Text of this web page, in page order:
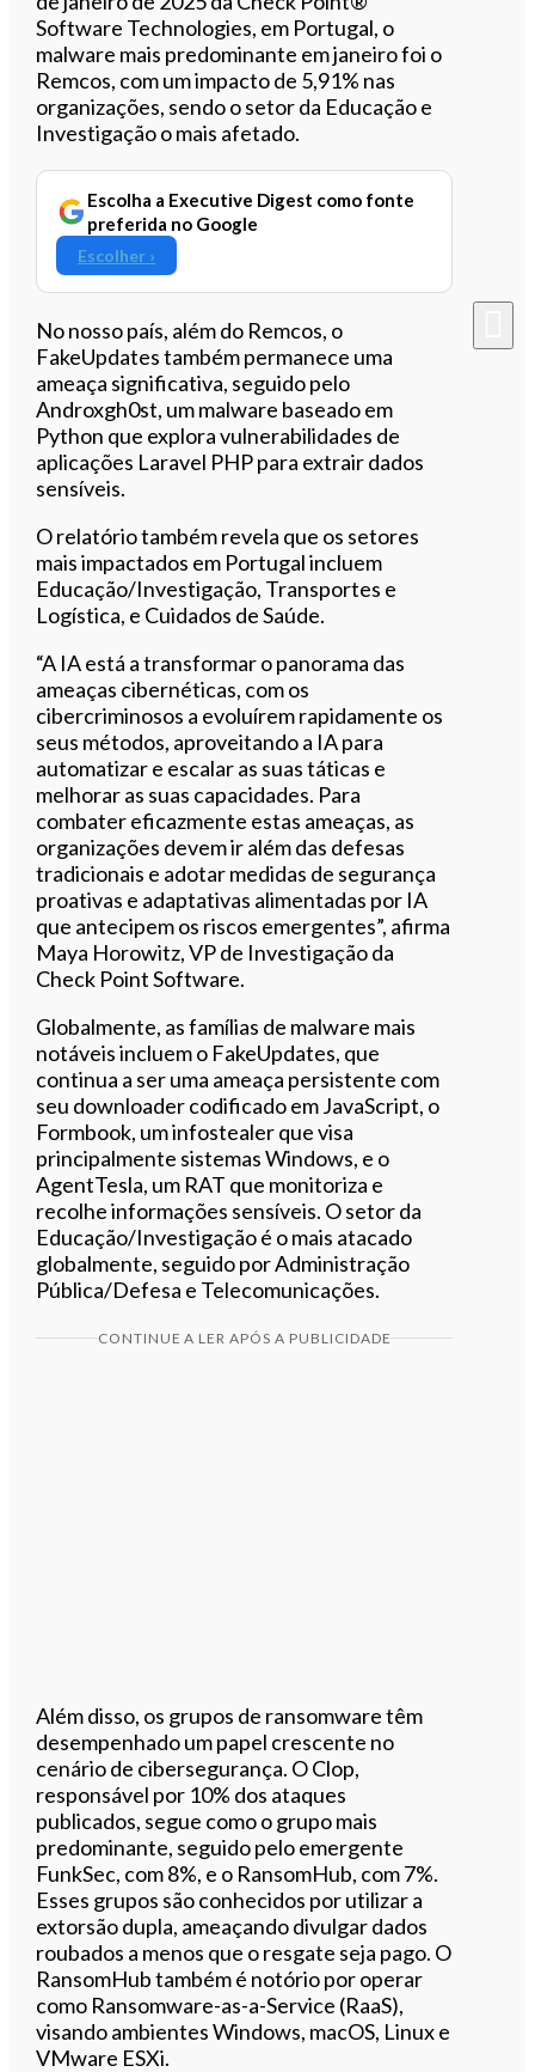
Software Technologies, em Portugal, o
malware mais predominante em janeiro foi o
Remcos, com um impacto de 5,91% nas
organizações, sendo o setor da Educação e
Investigação o mais afetado.
Escolha a Executive Digest como fonte
preferida no Google
Escolher ›
No nosso país, além do Remcos, o
FakeUpdates também permanece uma
ameaça significativa, seguido pelo
Androxgh0st, um malware baseado em
Python que explora vulnerabilidades de
aplicações Laravel PHP para extrair dados
sensíveis.
O relatório também revela que os setores
mais impactados em Portugal incluem
Educação/Investigação, Transportes e
Logística, e Cuidados de Saúde.
“A IA está a transformar o panorama das
ameaças cibernéticas, com os
cibercriminosos a evoluírem rapidamente os
seus métodos, aproveitando a IA para
automatizar e escalar as suas táticas e
melhorar as suas capacidades. Para
combater eficazmente estas ameaças, as
organizações devem ir além das defesas
tradicionais e adotar medidas de segurança
proativas e adaptativas alimentadas por IA
que antecipem os riscos emergentes”, afirma
Maya Horowitz, VP de Investigação da
Check Point Software.
Globalmente, as famílias de malware mais
notáveis incluem o FakeUpdates, que
continua a ser uma ameaça persistente com
seu downloader codificado em JavaScript, o
Formbook, um infostealer que visa
principalmente sistemas Windows, e o
AgentTesla, um RAT que monitoriza e
recolhe informações sensíveis. O setor da
Educação/Investigação é o mais atacado
globalmente, seguido por Administração
Pública/Defesa e Telecomunicações.
CONTINUE A LER APÓS A PUBLICIDADE
Além disso, os grupos de ransomware têm
desempenhado um papel crescente no
cenário de cibersegurança. O Clop,
responsável por 10% dos ataques
publicados, segue como o grupo mais
predominante, seguido pelo emergente
FunkSec, com 8%, e o RansomHub, com 7%.
Esses grupos são conhecidos por utilizar a
extorsão dupla, ameaçando divulgar dados
roubados a menos que o resgate seja pago. O
RansomHub também é notório por operar
como Ransomware-as-a-Service (RaaS),
visando ambientes Windows, macOS, Linux e
VMware ESXi.